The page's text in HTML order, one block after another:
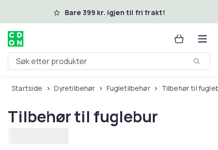
Hopp til hovedinnholdBare 399 kr. igjen til fri frakt!
Søk etter produkter
Startside Dyretilbehør Fugletilbehør Tilbehør til
Tilbehør til fuglebur